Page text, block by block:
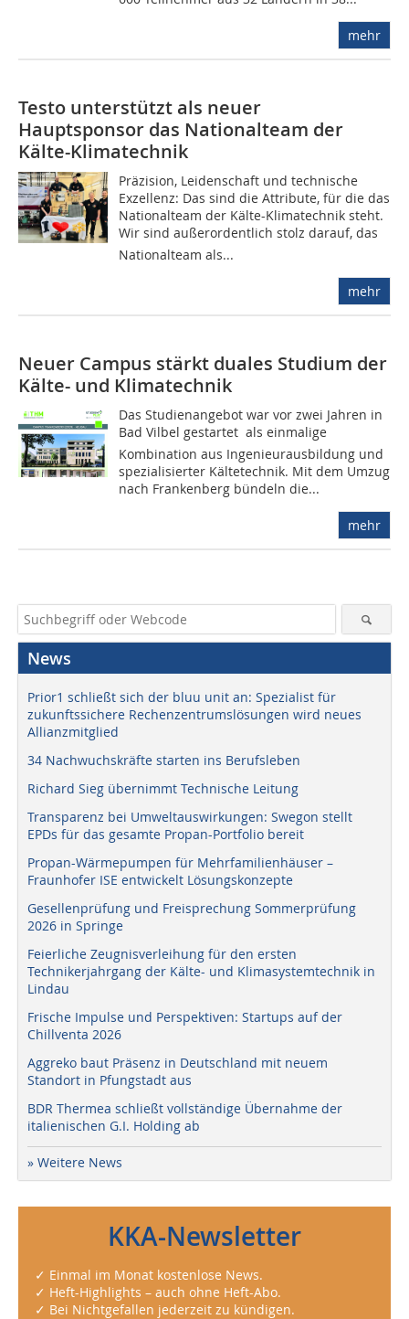
mehr
Testo unterstützt als neuer
Hauptsponsor das Nationalteam der
Kälte-Klimatechnik
Präzision, Leidenschaft und technische
Exzellenz: Das sind die Attribute, für die das
Nationalteam der Kälte-Klimatechnik steht.
Wir sind außerordentlich stolz darauf, das
Nationalteam als...
mehr
Neuer Campus stärkt duales Studium der
Kälte- und Klimatechnik
Das Studienangebot war vor zwei Jahren in
Bad Vilbel gestartet  als einmalige
Kombination aus Ingenieurausbildung und
spezialisierter Kältetechnik. Mit dem Umzug
nach Frankenberg bündeln die...
mehr
News
Prior1 schließt sich der bluu unit an: Spezialist für
zukunftssichere Rechenzentrumslösungen wird neues
Allianzmitglied
34 Nachwuchskräfte starten ins Berufsleben
Richard Sieg übernimmt Technische Leitung
Transparenz bei Umweltauswirkungen: Swegon stellt
EPDs für das gesamte Propan-Portfolio bereit
Propan-Wärmepumpen für Mehrfamilienhäuser –
Fraunhofer ISE entwickelt Lösungskonzepte
Gesellenprüfung und Freisprechung Sommerprüfung
2026 in Springe
Feierliche Zeugnisverleihung für den ersten
Technikerjahrgang der Kälte- und Klimasystemtechnik in
Lindau
Frische Impulse und Perspektiven: Startups auf der
Chillventa 2026
Aggreko baut Präsenz in Deutschland mit neuem
Standort in Pfungstadt aus
BDR Thermea schließt vollständige Übernahme der
italienischen G.I. Holding ab
» Weitere News
KKA-Newsletter
✓ Einmal im Monat kostenlose News.
✓ Heft-Highlights – auch ohne Heft-Abo.
✓ Bei Nichtgefallen jederzeit zu kündigen.